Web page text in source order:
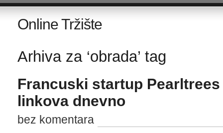
Online Tržište
Arhiva za ‘obrada’ tag
Francuski startup Pearltrees
linkova dnevno
bez komentara